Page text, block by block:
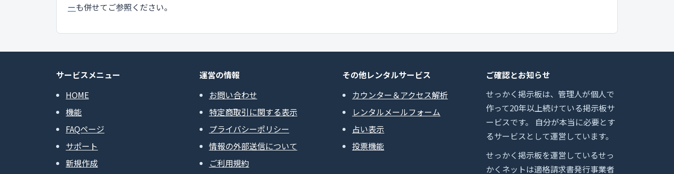
ーも併せてご参照ください。
サービスメニュー
HOME
機能
FAQページ
サポート
新規作成
運営の情報
お問い合わせ
特定商取引に関する表示
プライバシーポリシー
情報の外部送信について
ご利用規約
その他レンタルサービス
カウンター＆アクセス解析
レンタルメールフォーム
占い表示
投票機能
ご確認とお知らせ
せっかく掲示板は、管理人が個人で
作って20年以上続けている掲示板サ
ービスです。 自分が本当に必要とす
るサービスとして運営しています。
せっかく掲示板を運営しているせっ
かくネットは適格請求書発行事業者